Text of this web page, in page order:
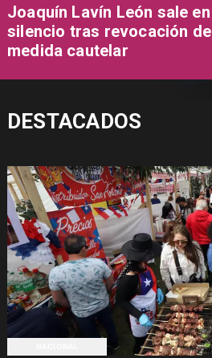
Joaquín Lavín León sale en
silencio tras revocación de
medida cautelar
DESTACADOS